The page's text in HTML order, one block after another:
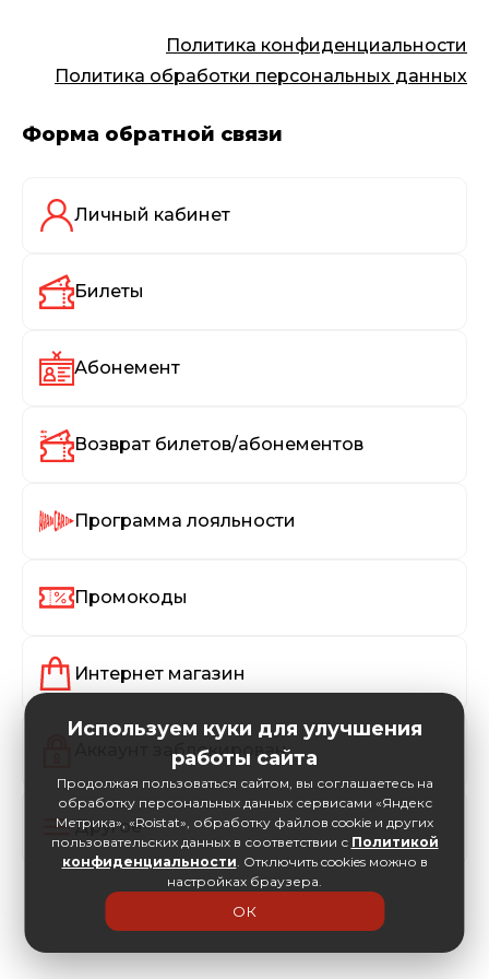
Политика конфиденциальности
Политика обработки персональных данных
Форма обратной связи
Личный кабинет
Билеты
Абонемент
Возврат билетов/абонементов
Программа лояльности
Промокоды
Интернет магазин
Аккаунт заблокирован
Другое
Используем куки для улучшения
работы сайта
Продолжая пользоваться сайтом, вы соглашаетесь на
обработку персональных данных сервисами «Яндекс
Метрика», «Roistat», обработку файлов cookie и других
пользовательских данных в соответствии с Политикой
конфиденциальности. Отключить cookies можно в
настройках браузера.
ОК